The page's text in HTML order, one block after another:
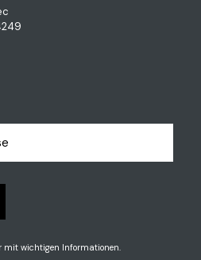
mit wichtigen Informationen.